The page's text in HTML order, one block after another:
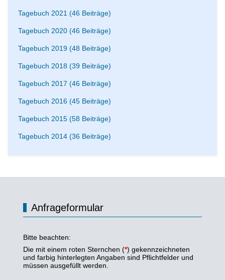
Tagebuch 2021 (46 Beiträge)
Tagebuch 2020 (46 Beiträge)
Tagebuch 2019 (48 Beiträge)
Tagebuch 2018 (39 Beiträge)
Tagebuch 2017 (46 Beiträge)
Tagebuch 2016 (45 Beiträge)
Tagebuch 2015 (58 Beiträge)
Tagebuch 2014 (36 Beiträge)
Anfrageformular
Bitte beachten:
Die mit einem roten Sternchen (*) gekennzeichneten
und farbig hinterlegten Angaben sind Pflichtfelder und
müssen ausgefüllt werden.